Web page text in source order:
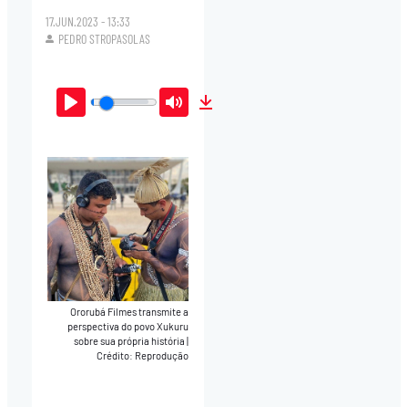
17.JUN.2023 - 13:33
PEDRO STROPASOLAS
Play Mute
Ororubá Filmes transmite a
perspectiva do povo Xukuru
sobre sua própria história
Crédito: Reprodução